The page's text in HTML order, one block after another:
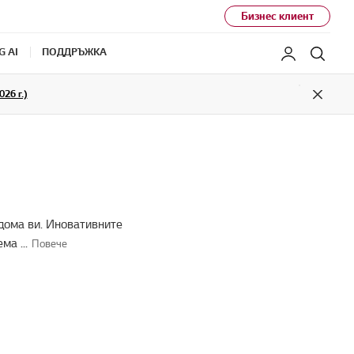
Бизнес клиент
AI ПОДДРЪЖКА Моят LG
г.)
Close
ви. Иновативните
... Повече